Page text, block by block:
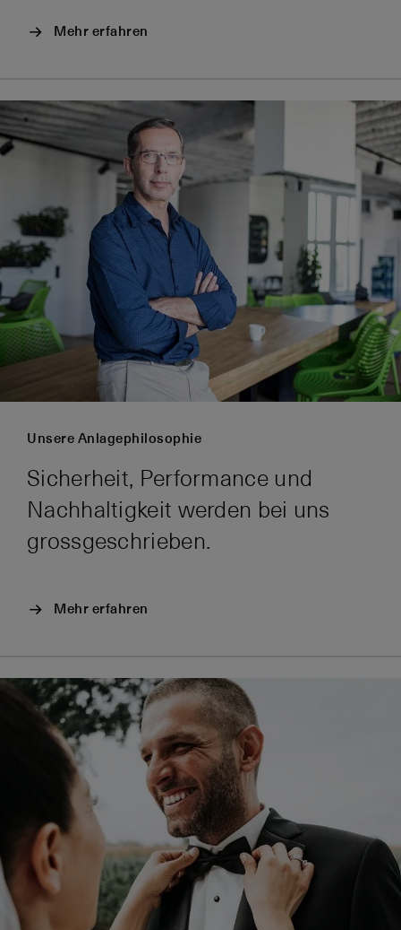
Mehr erfahren
Unsere Anlagephilosophie
Sicherheit, Performance und
Nachhaltigkeit werden bei uns
grossgeschrieben.
Mehr erfahren